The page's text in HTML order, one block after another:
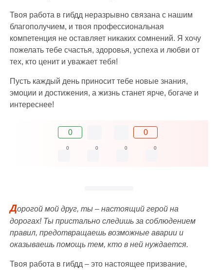
Твоя работа в гибдд неразрывно связана с нашим
благополучием, и твоя профессиональная
компетенция не оставляет никаких сомнений. Я хочу
пожелать тебе счастья, здоровья, успеха и любви от
тех, кто ценит и уважает тебя!
Пусть каждый день приносит тебе новые знания,
эмоции и достижения, а жизнь станет ярче, богаче и
интереснее!
0 0
0 0 0 0
Дорогой мой друг, ты – настоящий герой на
дорогах! Ты пристально следишь за соблюдением
правил, предотвращаешь возможные аварии и
оказываешь помощь тем, кто в ней нуждается.
Твоя работа в гибдд – это настоящее призвание,